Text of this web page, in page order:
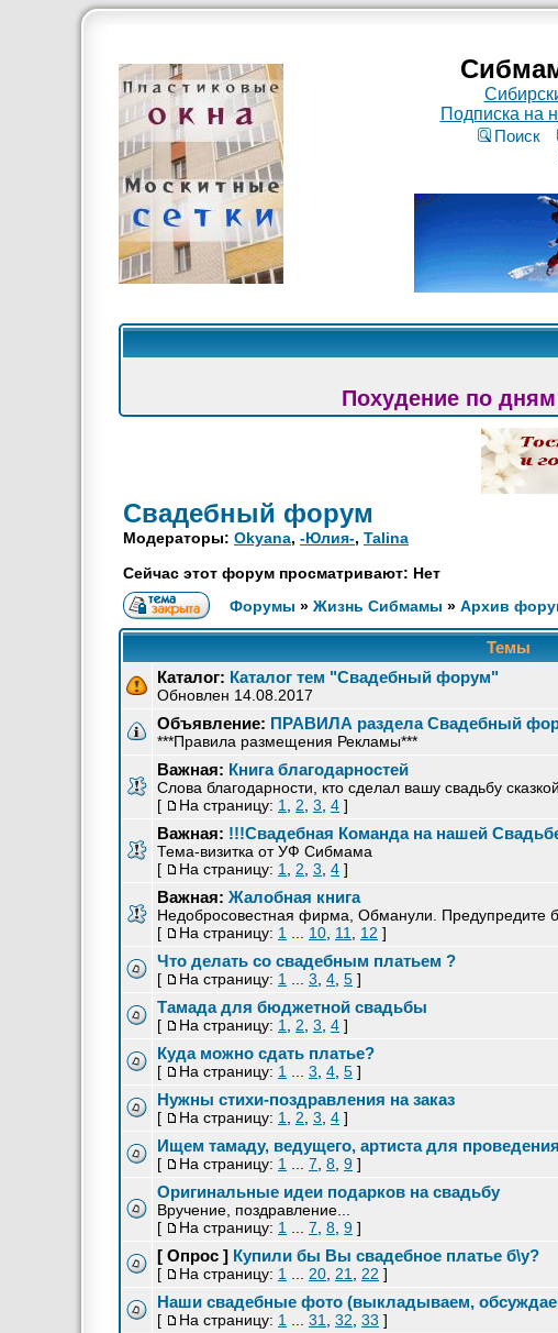
Подписка на
Поиск
Похудение по дням
Свадебный форум
Модераторы: Okyana, -Юлия-, Talina
Сейчас этот форум просматривают: Нет
Форумы » Жизнь Сибмамы » Архив
Темы
Каталог: Каталог тем "Свадебный форум"
Обновлен 14.08.2017
Объявление: ПРАВИЛА раздела Свадебный
***Правила размещения Рекламы***
Важная: Книга благодарностей
Слова благодарности, кто сделал вашу свадьбу сказкой
[
На страницу: 1 2 3 4 ]
Важная: !!!Свадебная Команда на нашей
Тема-визитка от УФ Сибмама
[
На страницу: 1 2 3 4 ]
Важная: Жалобная книга
Недобросовестная фирма, Обманули. Предупредите
[
На страницу: 1 10 11 12 ]
Что делать со свадебным платьем ?
[ На страницу: 1 3 4 5 ]
Тамада для бюджетной свадьбы
[ На страницу: 1 2 3 4 ]
Куда можно сдать платье?
[ На страницу: 1 3 4 5 ]
Нужны стихи-поздравления на заказ
[ На страницу: 1 2 3 4 ]
Ищем тамаду, ведущего, артиста для
[ На страницу: 1 7 8 9 ]
Оригинальные идеи подарков на свадьбу
Вручение, поздравление...
[
На страницу: 1 7 8 9 ]
[ Опрос ] Купили бы Вы свадебное платье б\у?
[ На страницу: 1 20 21 22 ]
Наши свадебные фото (выкладываем,
[ На страницу: 1 31 32 33 ]